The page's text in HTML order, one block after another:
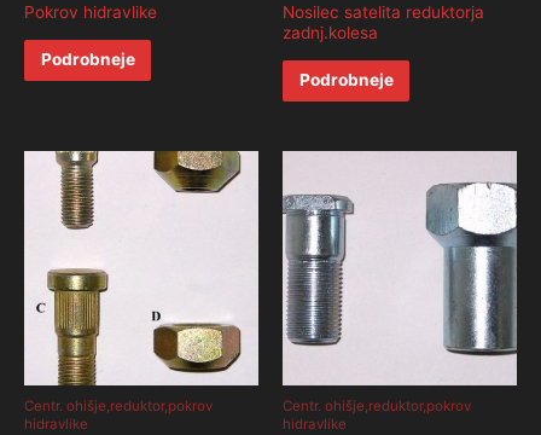
Pokrov hidravlike
Podrobneje
Nosilec satelita reduktorja
zadnj.kolesa
Podrobneje
Centr. ohišje,reduktor,pokrov
hidravlike
Centr. ohišje,reduktor,pokrov
hidravlike